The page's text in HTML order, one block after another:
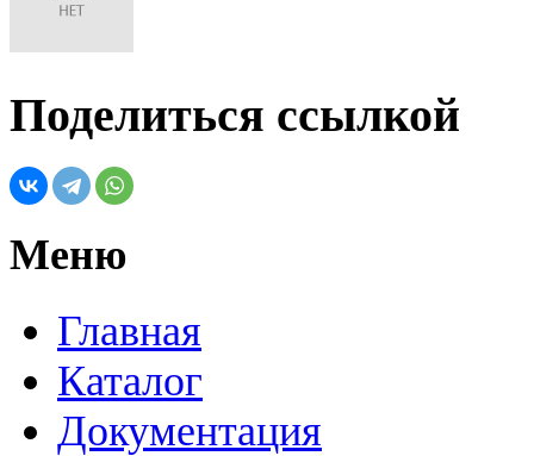
Поделиться ссылкой
Меню
Главная
Каталог
Документация